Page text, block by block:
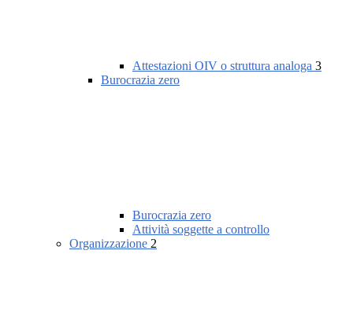
Attestazioni OIV o struttura analoga 3
Burocrazia zero
Burocrazia zero
Attività soggette a controllo
Organizzazione 2